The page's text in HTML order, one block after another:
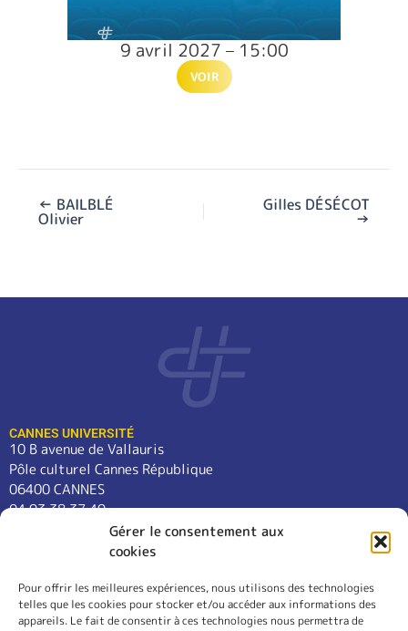
Gérer le consentement aux
cookies
Pour offrir les meilleures expériences, nous utilisons des technologies
telles que les cookies pour stocker et/ou accéder aux informations des
appareils. Le fait de consentir à ces technologies nous permettra de
9 avril 2027 – 15:00
VOIR
← BAILBLÉ
Olivier
Gilles DÉSÉCOT
→
CANNES UNIVERSITÉ
10 B avenue de Vallauris
Pôle culturel Cannes République
06400 CANNES
04 93 38 37 49
contact@cannes-universite.fr
COURS
LANGUES